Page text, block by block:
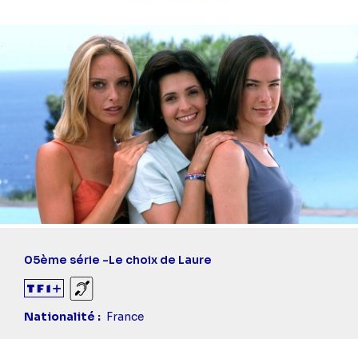
05ème série -Le choix de Laure
Sourds et malentendants
Nationalité
France